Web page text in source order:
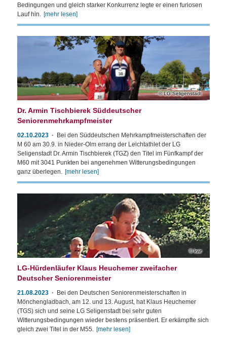
Bedingungen und gleich starker Konkurrenz legte er einen furiosen
Lauf hin. [mehr lesen]
LG Seligenstadt
Dr. Armin Tischbierek Süddeutscher
Seniorenmehrkampfmeister
02.10.2023
Bei den Süddeutschen Mehrkampfmeisterschaften der
M 60 am 30.9. in Nieder-Olm errang der Leichtathlet der LG
Seligenstadt Dr. Armin Tischbierek (TGZ) den Titel im Fünfkampf der
M60 mit 3041 Punkten bei angenehmen Witterungsbedingungen
ganz überlegen. [mehr lesen]
kwr
LG-Hürdenläufer Klaus Heuchemer zweifacher
Deutscher Seniorenmeister
21.08.2023
Bei den Deutschen Seniorenmeisterschaften in
Mönchengladbach, am 12. und 13. August, hat Klaus Heuchemer
(TGS) sich und seine LG Seligenstadt bei sehr guten
Witterungsbedingungen wieder bestens präsentiert. Er erkämpfte sich
gleich zwei Titel in der M55. [mehr lesen]